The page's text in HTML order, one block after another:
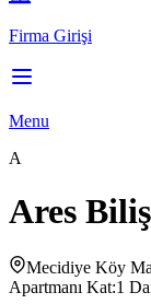
Firma Girişi
Menu
A
Ares
Mecidiye Köy
Apartmanı Kat:1